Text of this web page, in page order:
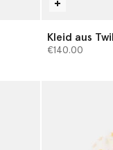
Kleid aus
€140.00